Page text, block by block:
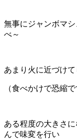
無事にジャンボマ
べ～
あまり火に近づけ
（食べかけで恐縮で
ある程度の大きさ
んで味変を行い